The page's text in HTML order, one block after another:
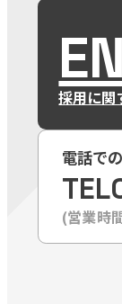
採用に関
電話で
TEL
(営業時